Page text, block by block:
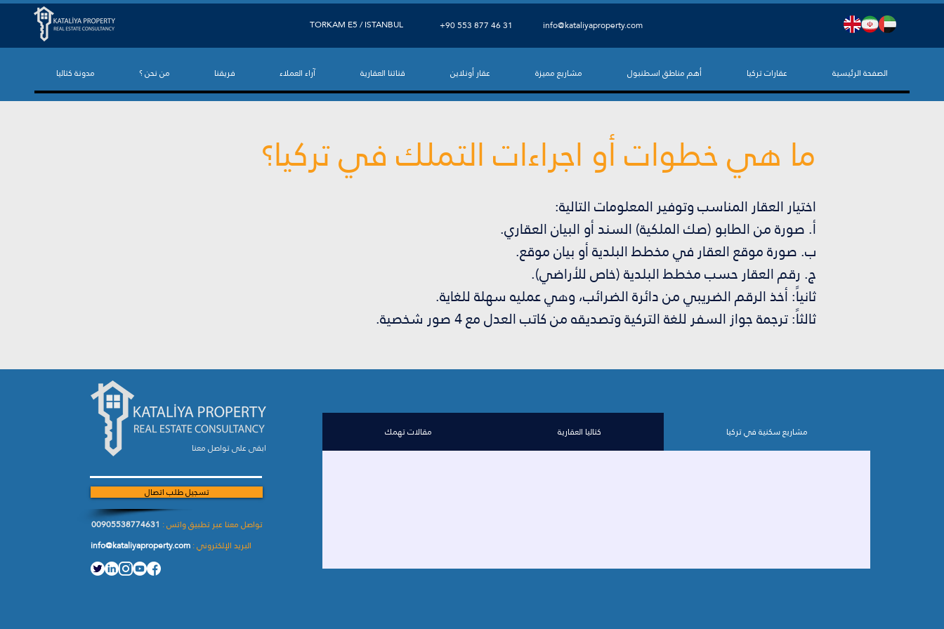
TORKAM E5 / ISTANBUL ⁦+90 553 877 46 31⁩ info@kataliyaproperty.com
الصفحة الرئيسية عقارات تركيا أهم مناطق اسطنبول مشاريع مميزة عقار أونلاين قناتنا العقارية آراء العملاء فريقنا من نحن ؟ مدونة كتاليا
ما هي خطوات أو اجراءات التملك في تركيا؟
اختيار العقار المناسب وتوفير المعلومات التالية:
أ. صورة من الطابو (صك الملكية) السند أو البيان العقاري.
ب. صورة موقع العقار في مخطط البلدية أو بيان موقع.
ج. رقم العقار حسب مخطط البلدية (خاص للأراضي).
ثانياً: أخذ الرقم الضريبي من دائرة الضرائب، وهي عمليه سهلة للغاية.
ثالثاً: ترجمة جواز السفر للغة التركية وتصديقه من كاتب العدل مع 4 صور شخصية.
ابقى على تواصل معنا
تسجيل طلب اتصال
تواصل معنا عبر تطبيق واتس : 00905538774631
البريد الإلكتروني :info@kataliyaproperty.com
مشاريع سكنية في تركيا كتاليا العقارية مقالات تهمك